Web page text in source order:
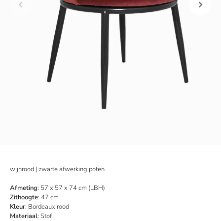
wijnrood | zwarte afwerking poten
Afmeting: 57 x 57 x 74 cm (LBH)
Zithoogte: 47 cm
Kleur: Bordeaux rood
Materiaal: Stof